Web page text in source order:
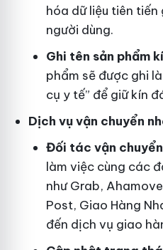
hóa dữ liệu tiên
người dùng.
Ghi tên sản phẩm
phẩm sẽ được ghi
cụ y tế” để giữ kín
Dịch vụ vận chuyển
Đối tác vận
làm việc cùng các
như Grab,
Post, Giao Hàng
đến dịch vụ giao